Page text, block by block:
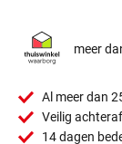
meer
Al meer dan
Veilig
14 dagen